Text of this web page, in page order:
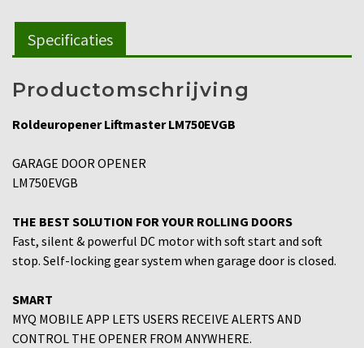
Specificaties
Productomschrijving
Roldeuropener Liftmaster LM750EVGB
GARAGE DOOR OPENER
LM750EVGB
THE BEST SOLUTION FOR YOUR ROLLING DOORS
Fast, silent & powerful DC motor with soft start and soft
stop. Self-locking gear system when garage door is closed.
SMART
MYQ MOBILE APP LETS USERS RECEIVE ALERTS AND
CONTROL THE OPENER FROM ANYWHERE.